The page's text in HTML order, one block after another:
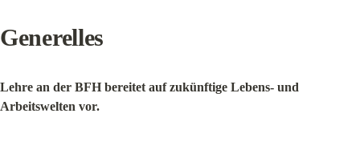
Generelles
Lehre an der BFH bereitet auf zukünftige Lebens- und
Arbeitswelten vor.